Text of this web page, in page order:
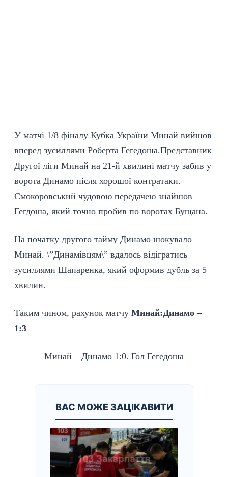
У матчі 1/8 фіналу Кубка України Минай вийшов
вперед зусиллями Роберта Гегедоша.Представник
Другої ліги Минай на 21-й хвилині матчу забив у
ворота Динамо після хорошої контратаки.
Смокоровський чудовою передачею знайшов
Гегдоша, який точно пробив по воротах Бущана.
На початку другого тайму Динамо шокувало
Минай. \”Динамівцям\” вдалось відігратись
зусиллями Шапаренка, який оформив дубль за 5
хвилин.
Таким чином, рахунок матчу Минай:Динамо –
1:3
Минай – Динамо 1:0. Гол Гегедоша
ВАС МОЖЕ ЗАЦІКАВИТИ